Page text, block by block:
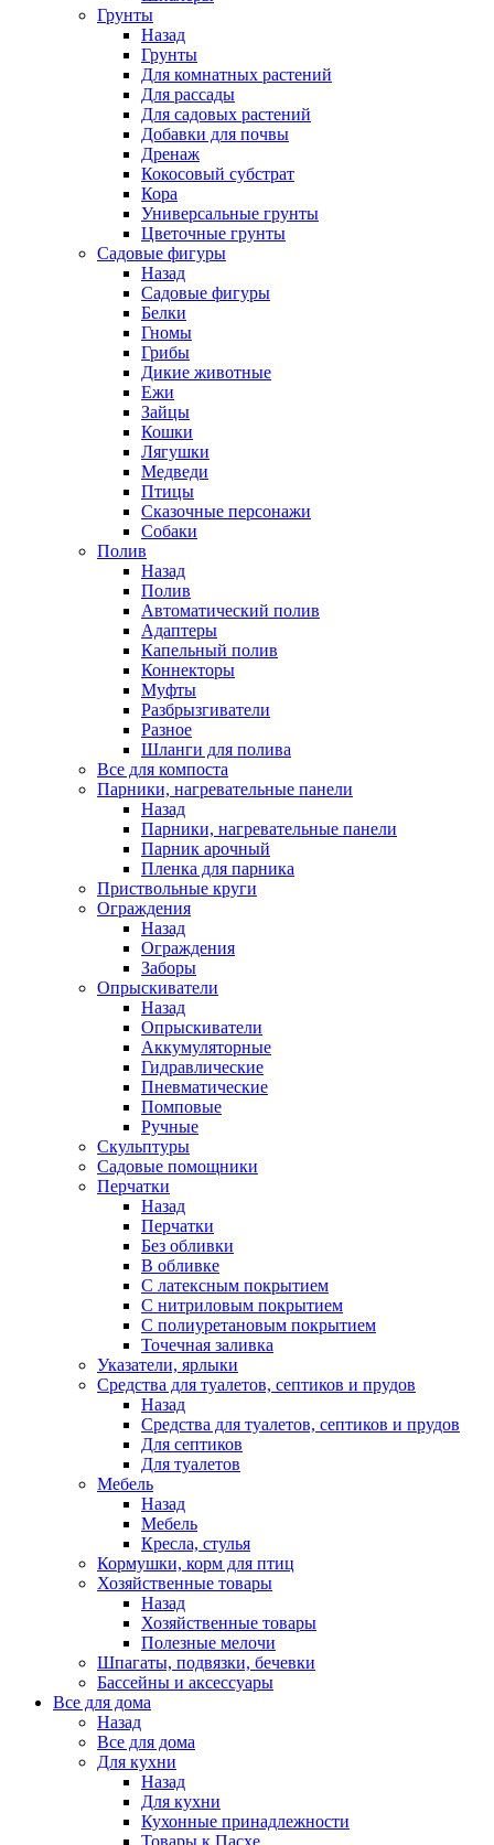
Грунты
Назад
Грунты
Для комнатных растений
Для рассады
Для садовых растений
Добавки для почвы
Дренаж
Кокосовый субстрат
Кора
Универсальные грунты
Цветочные грунты
Садовые фигуры
Назад
Садовые фигуры
Белки
Гномы
Грибы
Дикие животные
Ежи
Зайцы
Кошки
Лягушки
Медведи
Птицы
Сказочные персонажи
Собаки
Полив
Назад
Полив
Автоматический полив
Адаптеры
Капельный полив
Коннекторы
Муфты
Разбрызгиватели
Разное
Шланги для полива
Все для компоста
Парники, нагревательные панели
Назад
Парники, нагревательные панели
Парник арочный
Пленка для парника
Приствольные круги
Ограждения
Назад
Ограждения
Заборы
Опрыскиватели
Назад
Опрыскиватели
Аккумуляторные
Гидравлические
Пневматические
Помповые
Ручные
Скульптуры
Садовые помощники
Перчатки
Назад
Перчатки
Без обливки
В обливке
С латексным покрытием
С нитриловым покрытием
С полиуретановым покрытием
Точечная заливка
Указатели, ярлыки
Средства для туалетов, септиков и прудов
Назад
Средства для туалетов, септиков и прудов
Для септиков
Для туалетов
Мебель
Назад
Мебель
Кресла, стулья
Кормушки, корм для птиц
Хозяйственные товары
Назад
Хозяйственные товары
Полезные мелочи
Шпагаты, подвязки, бечевки
Бассейны и аксессуары
Все для дома
Назад
Все для дома
Для кухни
Назад
Для кухни
Кухонные принадлежности
Товары к Пасхе